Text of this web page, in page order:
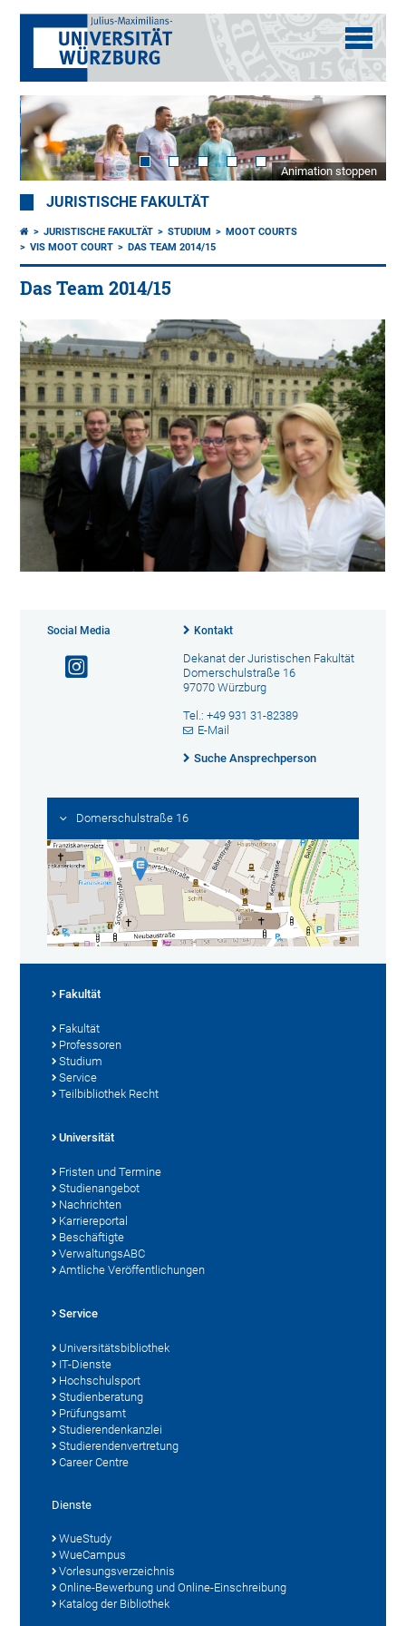
Animation stoppen
JURISTISCHE FAKULTÄT
JURISTISCHE FAKULTÄT STUDIUM
MOOT COURTS
VIS MOOT COURT
DAS TEAM 2014/15
Das Team 2014/15
Social Media Kontakt
Dekanat der Juristischen Fakultät
Domerschulstraße 16
97070 Würzburg
Tel.: +49 931 31-82389
E-Mail
Suche Ansprechperson
Domerschulstraße 16
Fakultät
Fakultät
Professoren
Studium
Service
Teilbibliothek Recht
Universität
Fristen und Termine
Studienangebot
Nachrichten
Karriereportal
Beschäftigte
VerwaltungsABC
Amtliche Veröffentlichungen
Service
Universitätsbibliothek
IT-Dienste
Hochschulsport
Studienberatung
Prüfungsamt
Studierendenkanzlei
Studierendenvertretung
Career Centre
Dienste
WueStudy
WueCampus
Vorlesungsverzeichnis
Online-Bewerbung und Online-Einschreibung
Katalog der Bibliothek